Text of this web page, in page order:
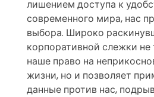
лишением доступа к
современного мира, нас
выбора. Широко
корпоративной слежки
наше право на
жизни, но и позволяет
данные против нас,